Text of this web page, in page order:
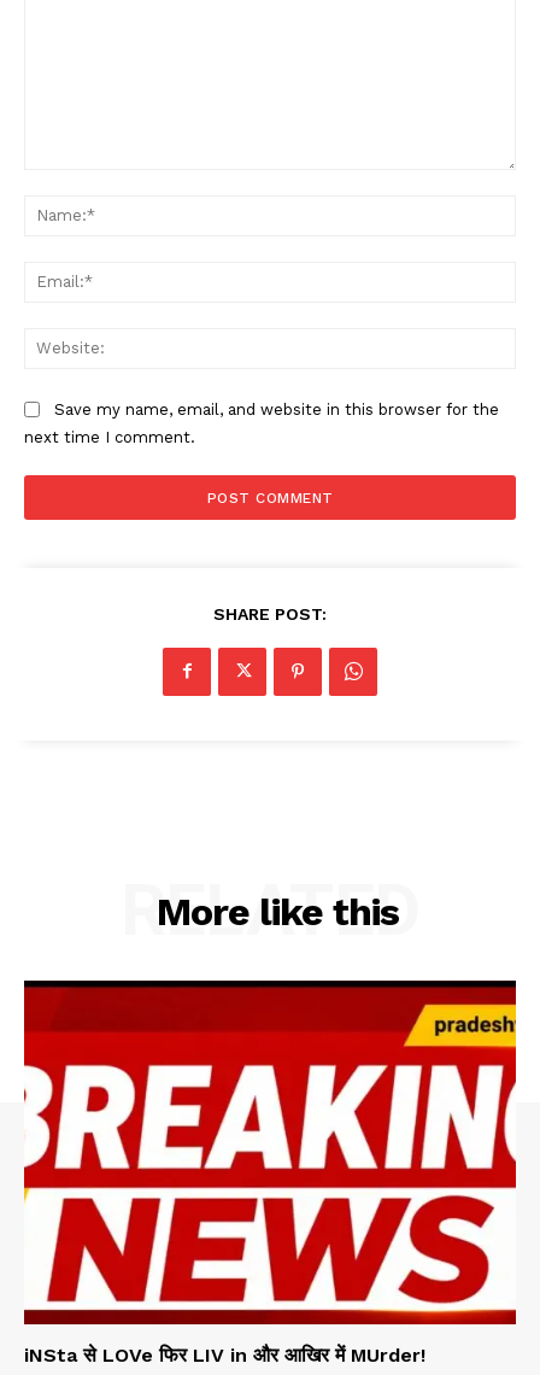
Save my name, email, and website in this browser for the
next time I comment.
SHARE POST:
More like this
RELATED
iNSta से LOVe फिर LIV in और आखिर में MUrder!